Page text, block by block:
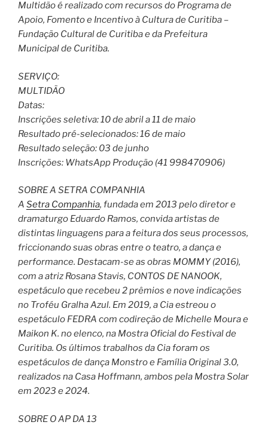
Multidão é realizado com recursos do Programa de
Apoio, Fomento e Incentivo à Cultura de Curitiba –
Fundação Cultural de Curitiba e da Prefeitura
Municipal de Curitiba.
SERVIÇO:
MULTIDÃO
Datas:
Inscrições seletiva: 10 de abril a 11 de maio
Resultado pré-selecionados: 16 de maio
Resultado seleção: 03 de junho
Inscrições: WhatsApp Produção (41 998470906)
SOBRE A SETRA COMPANHIA
A Setra Companhia, fundada em 2013 pelo diretor e
dramaturgo Eduardo Ramos, convida artistas de
distintas linguagens para a feitura dos seus processos,
friccionando suas obras entre o teatro, a dança e
performance. Destacam-se as obras MOMMY (2016),
com a atriz Rosana Stavis, CONTOS DE NANOOK,
espetáculo que recebeu 2 prêmios e nove indicações
no Troféu Gralha Azul. Em 2019, a Cia estreou o
espetáculo FEDRA com codireção de Michelle Moura e
Maikon K. no elenco, na Mostra Oficial do Festival de
Curitiba. Os últimos trabalhos da Cia foram os
espetáculos de dança Monstro e Família Original 3.0,
realizados na Casa Hoffmann, ambos pela Mostra Solar
em 2023 e 2024.
SOBRE O AP DA 13